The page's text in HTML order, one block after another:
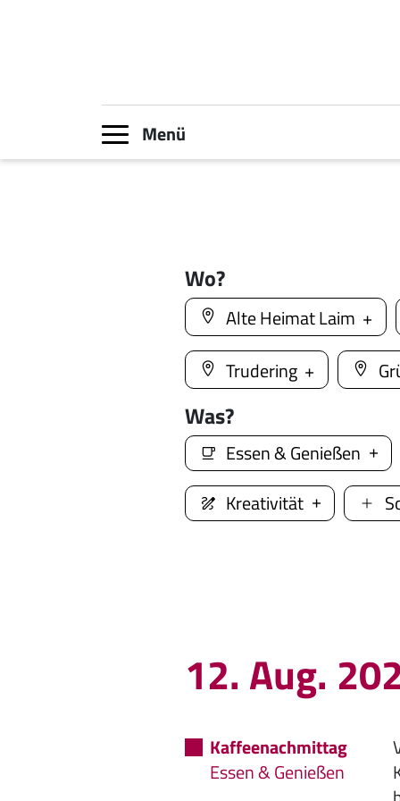
Direkt zum Inhalt
Toggle navigation
Menü
Wo?
Alte Heimat Laim
Trudering
Was?
Essen & Genießen
Kreativität
12. Aug.
Kaffeenachmittag
Essen & Genießen